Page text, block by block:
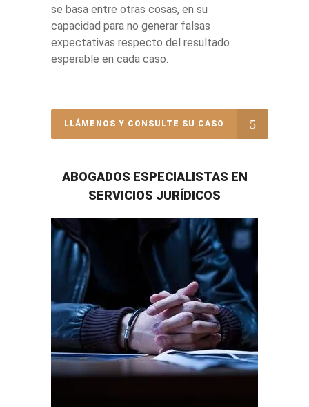
se basa entre otras cosas, en su
capacidad para no generar falsas
expectativas respecto del resultado
esperable en cada caso.
LLÁMENOS Y CONSULTE SU CASO
ABOGADOS ESPECIALISTAS EN
SERVICIOS JURÍDICOS